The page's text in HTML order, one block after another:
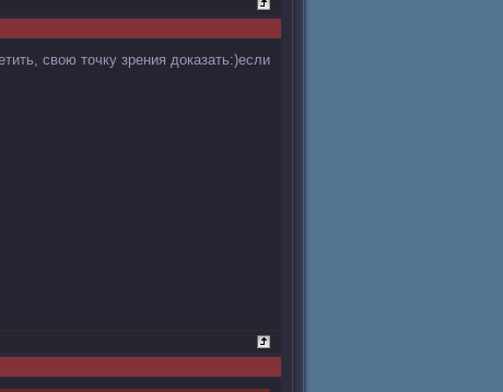
свою точку зрения доказать:)если